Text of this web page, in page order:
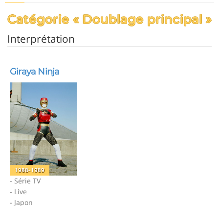
Catégorie « Doublage principal »
Interprétation
Giraya Ninja
1988-1989
- Série TV
- Live
- Japon